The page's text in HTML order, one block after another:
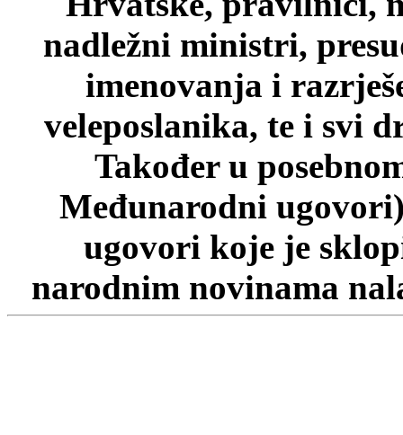
nadležni ministri,
imenovanja i
veleposlanika, te i svi
Također u
Međunarodni
ugovori koje je
narodnim novinama